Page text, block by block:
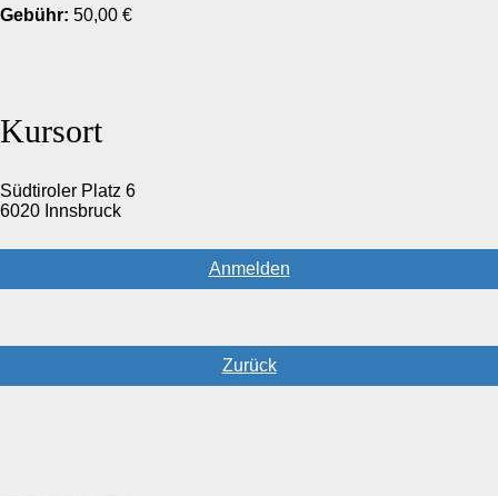
Gebühr: 50,00 €
Kursort
Südtiroler Platz 6
6020 Innsbruck
Anmelden
Zurück